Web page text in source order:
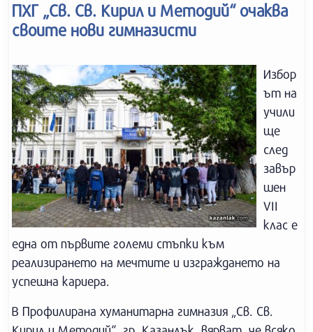
ПХГ „Св. Св. Кирил и Методий“ очаква
своите нови гимназисти
Избор
ът на
учили
ще
след
завър
шен
VII
клас е
една от първите големи стъпки към
реализирането на мечтите и изграждането на
успешна кариера.
В Профилирана хуманитарна гимназия „Св. Св.